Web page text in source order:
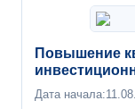
Повышение
Дата начала: